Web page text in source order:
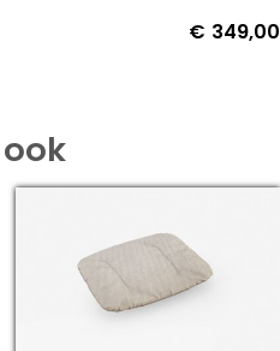
€ 349,00